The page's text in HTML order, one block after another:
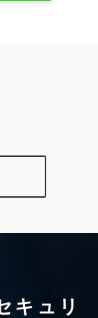
キュリ